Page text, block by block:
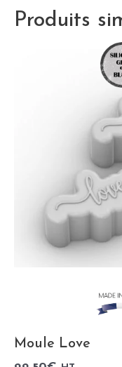
Produits
Moule Love